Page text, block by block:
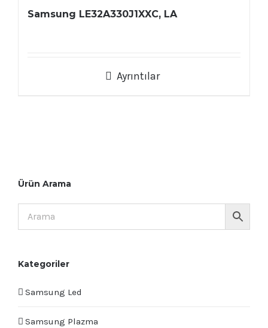
Samsung LE32A330J1XXC, LA
Ayrıntılar
Ürün Arama
Kategoriler
Samsung Led
Samsung Plazma